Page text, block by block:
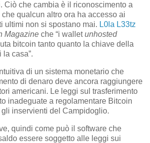
Ciò che cambia è il riconoscimento a
qualcun altro ora ha accesso ai
ultimi non si spostano mai. L0la L33tz
Magazine che “i walletunhosted
bitcoin tanto quanto la chiave della
la casa”.
di un sistema monetario che
di denaro deve ancora raggiungere
americani. Le leggi sul trasferimento
inadeguate a regolamentare Bitcoin
inservienti del Campidoglio.
quindi come può il software che
essere soggetto alle leggi sui